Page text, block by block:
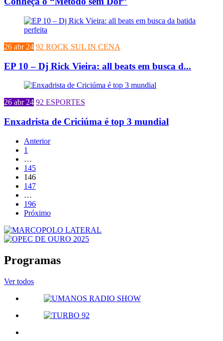
26 abr 24 92 ROCK SUL IN CENA
EP 10 – Dj Rick Vieira: all beats em busca d...
26 abr 24 92 ESPORTES
Enxadrista de Criciúma é top 3 mundial
Anterior
1
…
145
146
147
…
196
Próximo
Programas
Ver todos